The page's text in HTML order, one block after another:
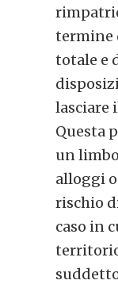
termine
totale e
lasciare
Questa
un
alloggi
rischio
caso in